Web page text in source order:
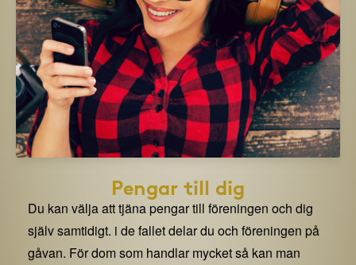
Pengar till dig
Du kan välja att tjäna pengar till föreningen och dig
själv samtidigt. i de fallet delar du och föreningen på
gåvan. För dom som handlar mycket så kan man